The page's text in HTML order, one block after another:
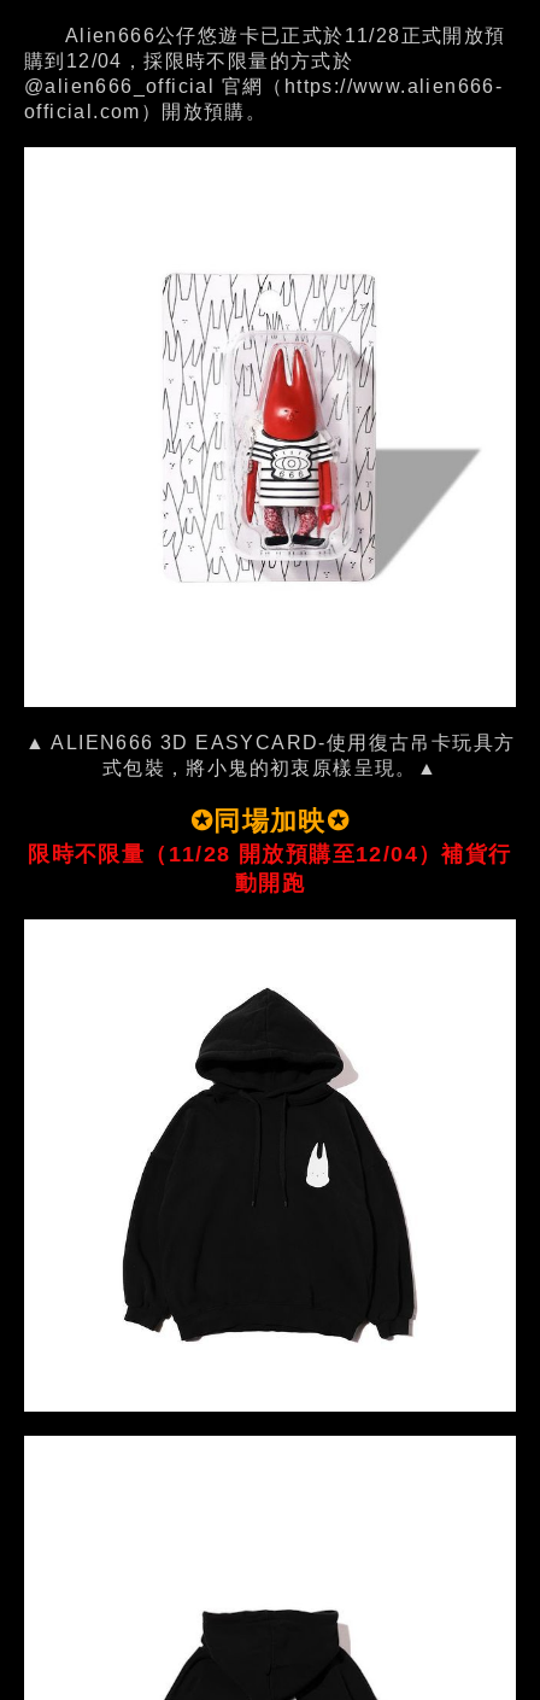
Alien666公仔悠遊卡已正式於11/28正式開放預
購到12/04，採限時不限量的方式於
@alien666_official 官網（ https://www.alien666-
official.com ）開放預購。
▲ ALIEN666 3D EASYCARD-使用復古吊卡玩具方
式包裝，將小鬼的初衷原樣呈現。▲
✪同場加映✪
限時不限量（11/28 開放預購至12/04）補貨行
動開跑